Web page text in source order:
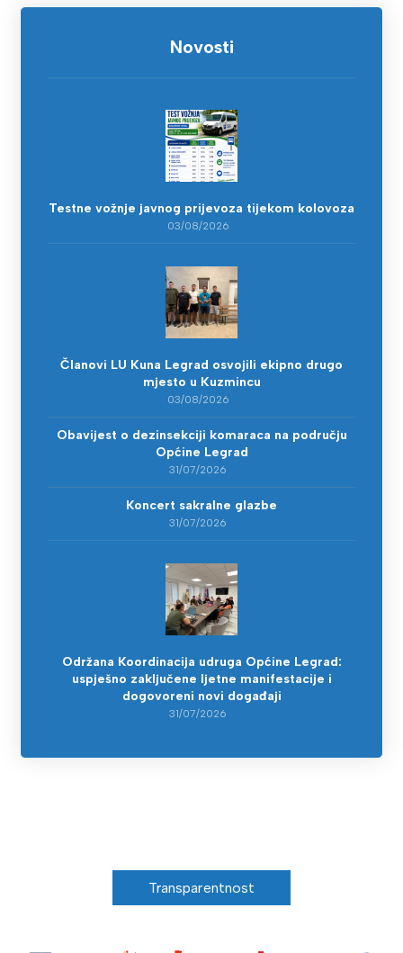
Novosti
Testne vožnje javnog prijevoza tijekom kolovoza
03/08/2026
Članovi LU Kuna Legrad osvojili ekipno drugo
mjesto u Kuzmincu
03/08/2026
Obavijest o dezinsekciji komaraca na području
Općine Legrad
31/07/2026
Koncert sakralne glazbe
31/07/2026
Održana Koordinacija udruga Općine Legrad:
uspješno zaključene ljetne manifestacije i
dogovoreni novi događaji
31/07/2026
Transparentnost